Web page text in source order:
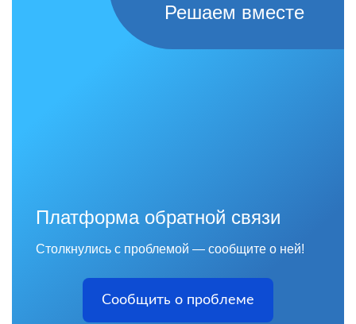
Решаем вместе
Платформа обратной связи
Столкнулись с проблемой — сообщите о ней!
Сообщить о проблеме